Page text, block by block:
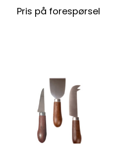
Pris på forespørsel